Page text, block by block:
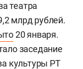
театра
млрд рублей.
20 января.
заседание
культуры РТ